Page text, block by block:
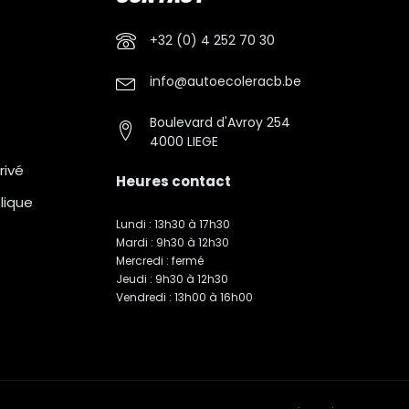
+32 (0) 4 252 70 30
info@autoecoleracb.be
Boulevard d'Avroy 254
4000 LIEGE
Heures contact
Lundi : 13h30 à 17h30
Mardi : 9h30 à 12h30
Mercredi : fermé
Jeudi : 9h30 à 12h30
Vendredi : 13h00 à 16h00